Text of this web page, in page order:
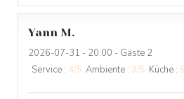
Yann M
2026-07-31 - 20:00 - Gäste 2
Service : 4/5 Ambiente : 3/5 Küche : 5